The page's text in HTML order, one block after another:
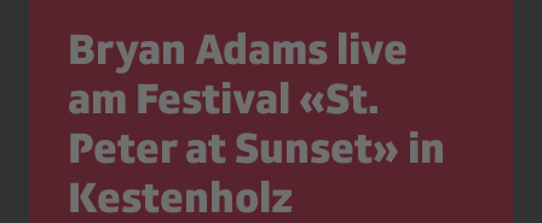
Bryan Adams live
am Festival «St.
Peter at Sunset» in
Kestenholz